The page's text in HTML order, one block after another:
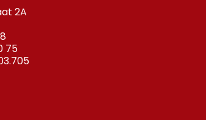
2A
75